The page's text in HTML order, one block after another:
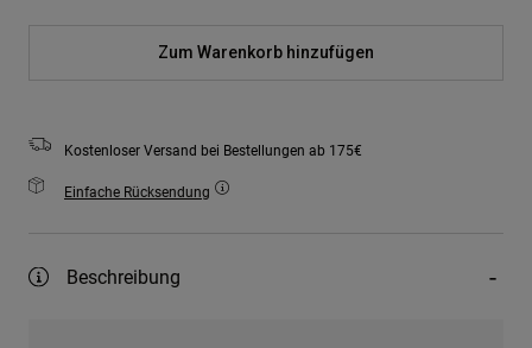
Zum Warenkorb hinzufügen
Kostenloser Versand bei Bestellungen ab 175€
Einfache Rücksendung
Beschreibung